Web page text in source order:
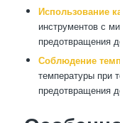
Использование
инструментов с
предотвращения
Соблюдение
температуры при
предотвращения